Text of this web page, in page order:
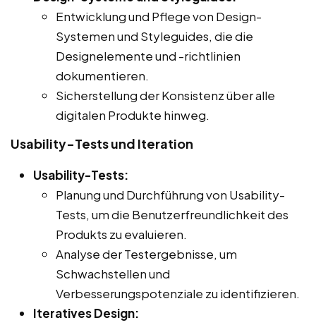
Entwicklung und Pflege von Design-
Systemen und Styleguides, die die
Designelemente und -richtlinien
dokumentieren.
Sicherstellung der Konsistenz über alle
digitalen Produkte hinweg.
Usability-Tests und Iteration
Usability-Tests:
Planung und Durchführung von Usability-
Tests, um die Benutzerfreundlichkeit des
Produkts zu evaluieren.
Analyse der Testergebnisse, um
Schwachstellen und
Verbesserungspotenziale zu identifizieren.
Iteratives Design: